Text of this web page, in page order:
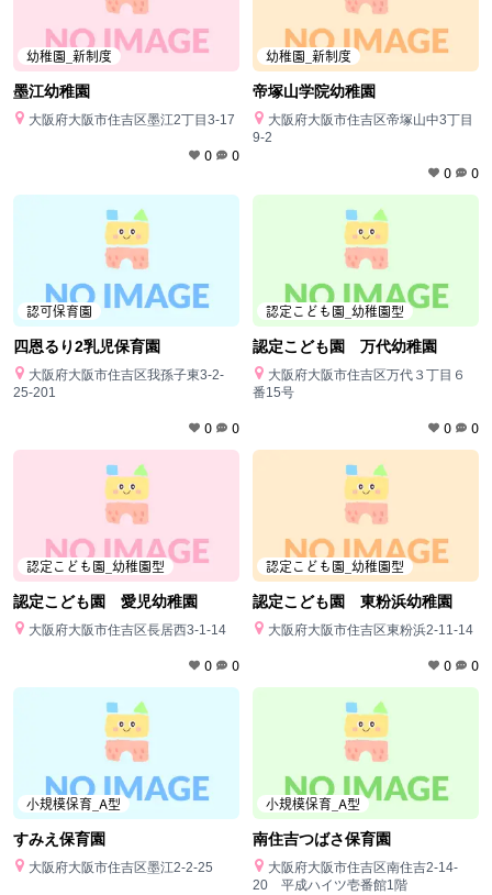
幼稚園_新制度
墨江幼稚園
大阪府大阪市住吉区墨江2丁目3-17
0 0
幼稚園_新制度
帝塚山学院幼稚園
大阪府大阪市住吉区帝塚山中3丁目
9-2
0 0
認可保育園
四恩るり2乳児保育園
大阪府大阪市住吉区我孫子東3-2-
25-201
0 0
認定こども園_幼稚園型
認定こども園 万代幼稚園
大阪府大阪市住吉区万代３丁目６
番15号
0 0
認定こども園_幼稚園型
認定こども園 愛児幼稚園
大阪府大阪市住吉区長居西3-1-14
0 0
認定こども園_幼稚園型
認定こども園 東粉浜幼稚園
大阪府大阪市住吉区東粉浜2-11-14
0 0
小規模保育_A型
すみえ保育園
大阪府大阪市住吉区墨江2-2-25
小規模保育_A型
南住吉つばさ保育園
大阪府大阪市住吉区南住吉2-14-
20 平成ハイツ壱番館1階